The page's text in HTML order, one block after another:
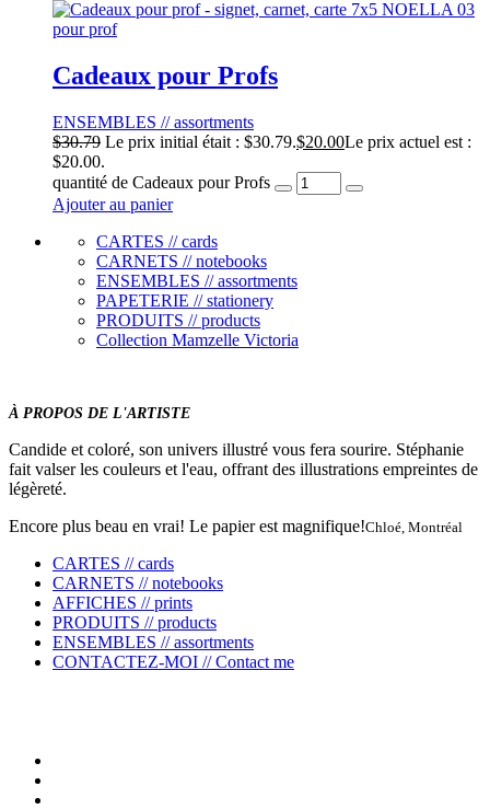
Cadeaux pour Profs
ENSEMBLES // assortments
$30.79 Le prix initial était : $30.79.$20.00Le prix actuel est :
$20.00.
quantité de Cadeaux pour Profs
Ajouter au panier
CARTES // cards
CARNETS // notebooks
ENSEMBLES // assortments
PAPETERIE // stationery
PRODUITS // products
Collection Mamzelle Victoria
À PROPOS DE L'ARTISTE
Candide et coloré, son univers illustré vous fera sourire. Stéphanie
fait valser les couleurs et l'eau, offrant des illustrations empreintes de
légèreté.
Encore plus beau en vrai! Le papier est magnifique!Chloé, Montréal
CARTES // cards
CARNETS // notebooks
AFFICHES // prints
PRODUITS // products
ENSEMBLES // assortments
CONTACTEZ-MOI // Contact me